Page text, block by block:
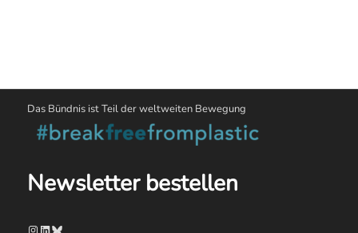
Das Bündnis ist Teil der weltweiten Bewegung
Newsletter bestellen